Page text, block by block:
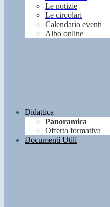
Le notizie
Le circolari
Calendario eventi
Albo online
Didattica
Panoramica
Offerta formativa
Documenti Utili